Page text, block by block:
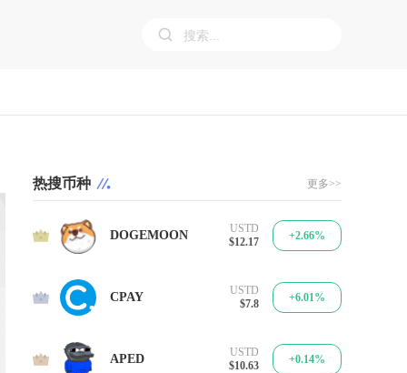
热搜币种 更多>>
1 DOGEMOON
USTD
$12.17
+2.66%
2 CPAY
USTD
$7.8
+6.01%
3 APED
USTD
$10.63
+0.14%